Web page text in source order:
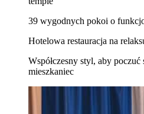
39 wygodnych pokoi o
Hotelowa restauracja na
Współczesny styl, aby
mieszkaniec